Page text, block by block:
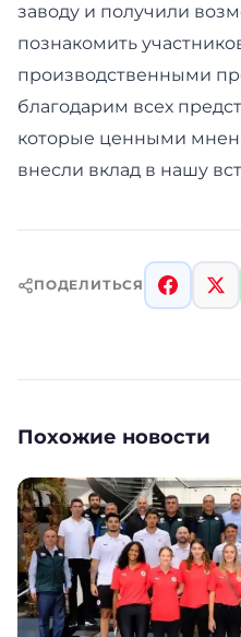
заводу и получили
познакомить
производственными
благодарим всех
которые ценными
внесли вклад в нашу
ПОДЕЛИТЬСЯ
Похожие новости